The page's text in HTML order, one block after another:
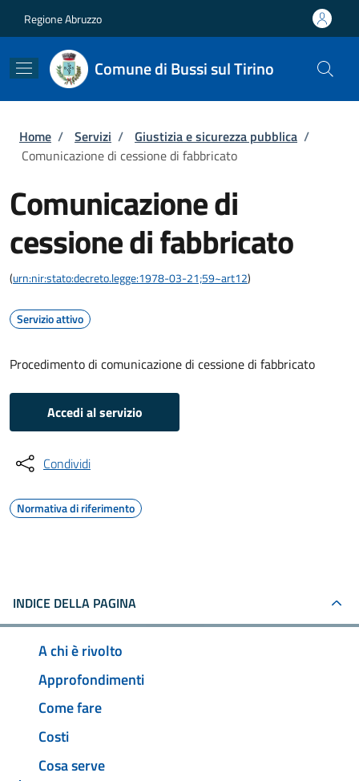
Regione Abruzzo
Comune di Bussi sul Tirino
Briciole di pane
Home / Servizi / Giustizia e sicurezza pubblica /
Comunicazione di cessione di fabbricato
Comunicazione di
cessione di fabbricato
(urn:nir:stato:decreto.legge:1978-03-21;59~art12)
Servizio attivo
Procedimento di comunicazione di cessione di fabbricato
Accedi al servizio
Condividi
Normativa di riferimento
INDICE DELLA PAGINA
A chi è rivolto
Approfondimenti
Come fare
Costi
Cosa serve